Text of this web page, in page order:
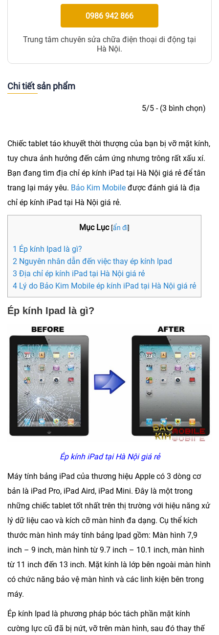
0986 942 866
Trung tâm chuyên sửa chữa điện thoại di động tại
Hà Nội.
Chi tiết sản phẩm
5/5 - (3 bình chọn)
Chiếc tablet táo khuyết thời thượng của bạn bị vỡ mặt kính,
tuy chưa ảnh hưởng đến cảm ứng nhưng trông rất xấu xí.
Bạn đang tìm địa chỉ ép kính iPad tại Hà Nội giá rẻ để tân
trang lại máy yêu. Bảo Kim Mobile được đánh giá là địa
chỉ ép kính iPad tại Hà Nội giá rẻ.
Mục Lục [ẩn đi]
1 Ép kính Ipad là gì?
2 Nguyên nhân dẫn đến việc thay ép kính Ipad
3 Địa chỉ ép kính iPad tại Hà Nội giá rẻ
4 Lý do Bảo Kim Mobile ép kính iPad tại Hà Nội giá rẻ
Ép kính Ipad là gì?
Ép kính iPad tại Hà Nội giá rẻ
Máy tính bảng iPad của thương hiệu Apple có 3 dòng cơ
bản là iPad Pro, iPad Aird, iPad Mini. Đây là một trong
những chiếc tablet tốt nhất trên thị trường với hiệu năng xử
lý dữ liệu cao và kích cỡ màn hình đa dạng. Cụ thể kích
thước màn hình máy tính bảng Ipad gồm: Màn hình 7,9
inch – 9 inch, màn hình từ 9.7 inch – 10.1 inch, màn hình
từ 11 inch đến 13 inch. Mặt kính là lớp bên ngoài màn hình
có chức năng bảo vệ màn hình và các linh kiện bên trong
máy.
Ép kính Ipad là phương pháp bóc tách phần mặt kính
cường lực cũ đã bị nứt, vỡ trên màn hình, sau đó thay thế